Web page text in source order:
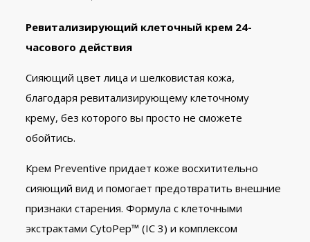
Ревитализирующий клеточный крем 24-
часового действия
Сияющий цвет лица и шелковистая кожа,
благодаря ревитализирующему клеточному
крему, без которого вы просто не сможете
обойтись.
Крем Preventive придает коже восхитительно
сияющий вид и помогает предотвратить внешние
признаки старения. Формула с клеточными
экстрактами CytoPep™ (IC 3) и комплексом